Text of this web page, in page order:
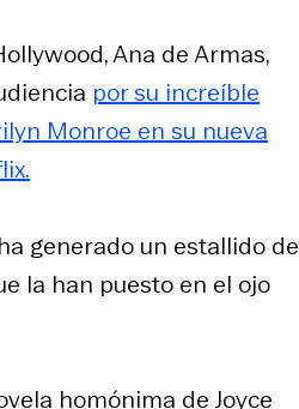
Ana de Armas,
por su increíble
Monroe en su nueva
generado un estallido de
la han puesto en el ojo
homónima de Joyce